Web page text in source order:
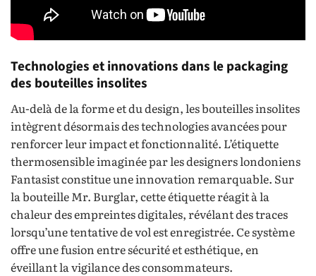
Technologies et innovations dans le packaging
des bouteilles insolites
Au-delà de la forme et du design, les bouteilles insolites
intègrent désormais des technologies avancées pour
renforcer leur impact et fonctionnalité. L’étiquette
thermosensible imaginée par les designers londoniens
Fantasist constitue une innovation remarquable. Sur
la bouteille Mr. Burglar, cette étiquette réagit à la
chaleur des empreintes digitales, révélant des traces
lorsqu’une tentative de vol est enregistrée. Ce système
offre une fusion entre sécurité et esthétique, en
éveillant la vigilance des consommateurs.